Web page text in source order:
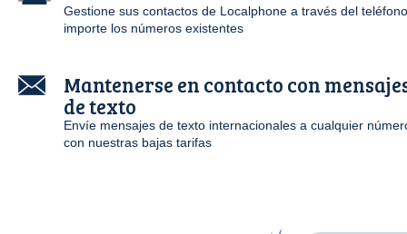
Gestione sus contactos de Localphone a través del
importe los números existentes
Mantenerse en contacto con
de texto
Envíe mensajes de texto internacionales a cualquier
con nuestras bajas tarifas